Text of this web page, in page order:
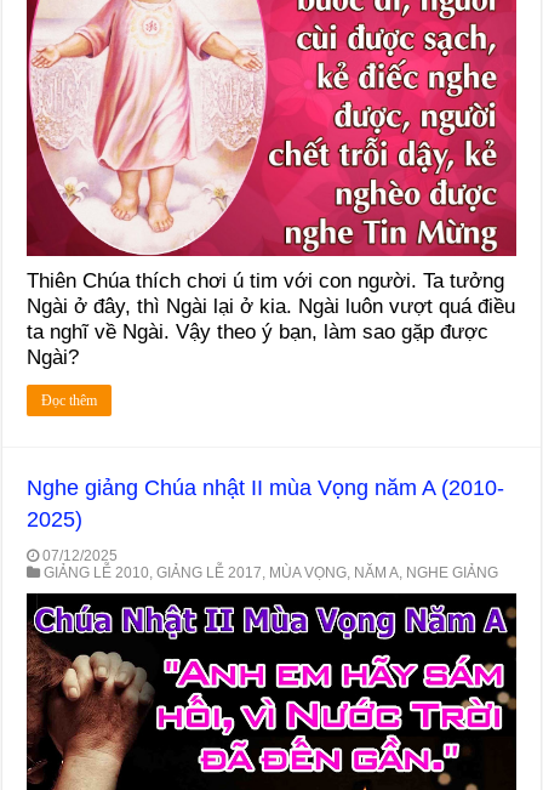
Thiên Chúa thích chơi ú tim với con người. Ta tưởng
Ngài ở đây, thì Ngài lại ở kia. Ngài luôn vượt quá điều
ta nghĩ về Ngài. Vậy theo ý bạn, làm sao gặp được
Ngài?
Đọc thêm
Nghe giảng Chúa nhật II mùa Vọng năm A (2010-
2025)
07/12/2025
GIẢNG LỄ 2010,GIẢNG LỄ 2017, MÙA VỌNG, NĂM A, NGHE GIẢNG